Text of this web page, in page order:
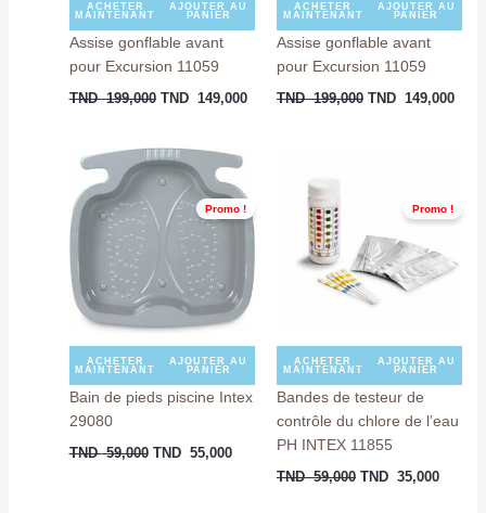
ACHETER
MAINTENANT
AJOUTER AU
PANIER
Assise gonflable avant
pour Excursion 11059
TND199,000 TND 149,000
ACHETER
MAINTENANT
AJOUTER AU
PANIER
Assise gonflable avant
pour Excursion 11059
TND199,000 TND 149,000
Promo !
ACHETER
MAINTENANT
AJOUTER AU
PANIER
Bain de pieds piscine Intex
29080
TND59,000
Le
prix
initial
était :
TND
59,000.
TND 55,000
Le
prix
actuel
est :
TND
Promo !
ACHETER
MAINTENANT
AJOUTER AU
PANIER
Bandes de testeur de
contrôle du chlore de l’eau
PH INTEX 11855
TND59,000
59,000.
TND 35,000
est :
TND